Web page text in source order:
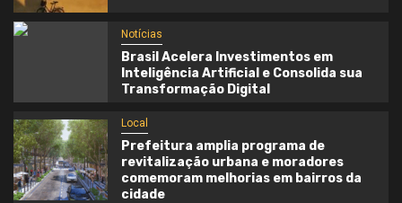
Notícias
Brasil Acelera Investimentos em
Inteligência Artificial e Consolida sua
Transformação Digital
Local
Prefeitura amplia programa de
revitalização urbana e moradores
comemoram melhorias em bairros da
cidade